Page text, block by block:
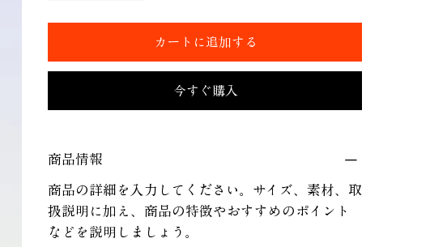
カートに追加する
今すぐ購入
商品情報
商品の詳細を入力してください。サイズ、素材、取
扱説明に加え、商品の特徴やおすすめのポイント
などを説明しましょう。